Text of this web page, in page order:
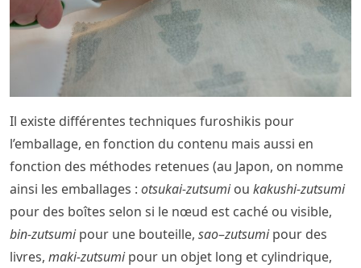
Il existe différentes techniques furoshikis pour
l’emballage, en fonction du contenu mais aussi en
fonction des méthodes retenues (au Japon, on nomme
ainsi les emballages : otsukai-zutsumiou kakushi-zutsumi
pour des boîtes selon si le nœud est caché ou visible,
bin-zutsumipour une bouteille, sao–zutsumipour des
livres, maki-zutsumipour un objet long et cylindrique,